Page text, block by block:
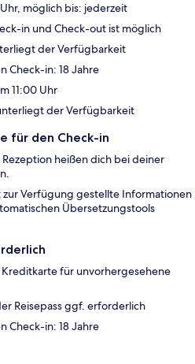
möglich bis: jederzeit
in und Check-out ist möglich
der Verfügbarkeit
Check-in: 18 Jahre
11:00 Uhr
der Verfügbarkeit
für den Check-in
heißen dich bei deiner
Verfügung gestellte Informationen
Übersetzungstools
für unvorhergesehene
Reisepass ggf. erforderlich
Check-in: 18 Jahre